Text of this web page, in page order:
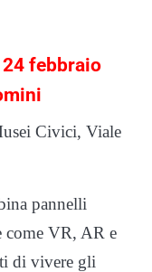
24 febbraio
Civici, Viale
pannelli
come VR, AR e
di vivere gli